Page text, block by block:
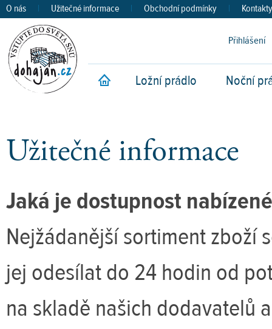
O nás | Užitečné informace | Obchodní podmínky | Kontakty
Přihlášení
Úvod
Ložní prádlo Noční
Užitečné informace
Jaká je dostupnost
Nejžádanější sortiment zboží
jej odesílat do 24 hodin od
na skladě našich dodavatelů